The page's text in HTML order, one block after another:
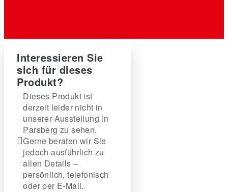
Interessieren Sie
sich für dieses
Produkt?
Dieses Produkt ist
derzeit leider nicht in
unserer Ausstellung in
Parsberg zu sehen.
Gerne beraten wir Sie
jedoch ausführlich zu
allen Details –
persönlich, telefonisch
oder per E-Mail.